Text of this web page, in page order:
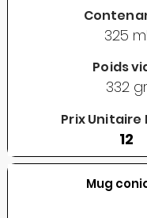
325 ml
Poids
332 gr
Prix Unitaire
12
Mug